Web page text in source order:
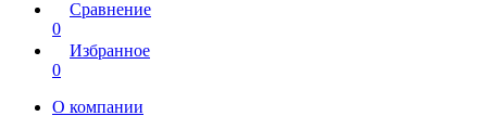
Сравнение
0
Избранное
0
О компании